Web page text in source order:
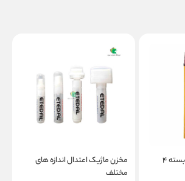
قلم نی دزفولی اعتدال بسته ۴
مخزن ماژیک اعتدال اندازه های
مختلف